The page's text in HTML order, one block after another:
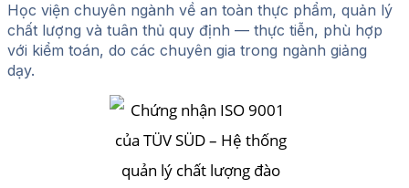
Học viện chuyên ngành về an toàn thực phẩm, quản lý
chất lượng và tuân thủ quy định — thực tiễn, phù hợp
với kiểm toán, do các chuyên gia trong ngành giảng
dạy.